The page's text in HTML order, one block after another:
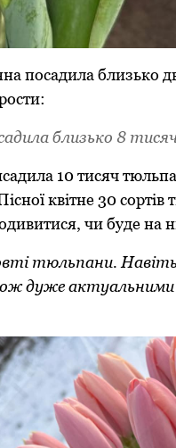
посадила близько
близько 8
10 тисяч
квітне 30
чи буде на
тюльпани.
дуже актуальними